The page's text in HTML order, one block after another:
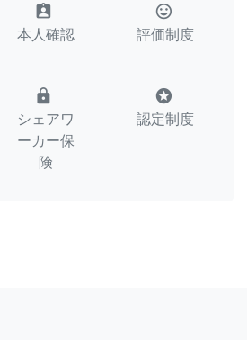
assignment_ind
本人確認
tag_faces
評価制度
lock
シェアワ
ーカー保
険
stars
認定制度